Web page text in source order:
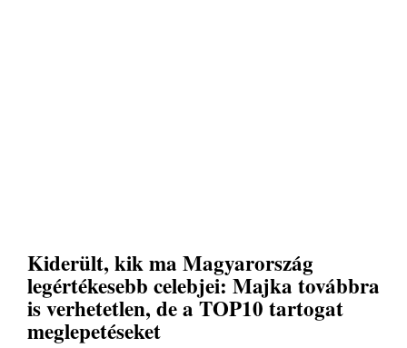
Kiderült, kik ma Magyarország
legértékesebb celebjei: Majka továbbra
is verhetetlen, de a TOP10 tartogat
meglepetéseket